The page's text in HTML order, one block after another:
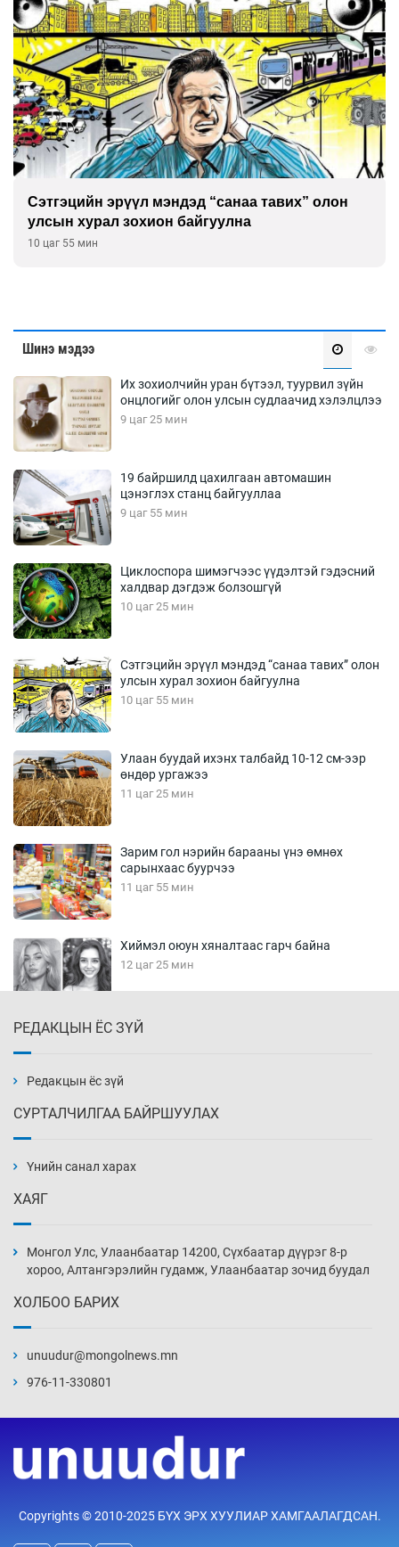
Сэтгэцийн эрүүл мэндэд “санаа тавих” олон
улсын хурал зохион байгуулна
10 цаг 55 мин
Шинэ мэдээ
Их зохиолчийн уран бүтээл, туурвил зүйн
онцлогийг олон улсын судлаачид хэлэлцлээ
9 цаг 25 мин
19 байршилд цахилгаан автомашин
цэнэглэх станц байгууллаа
9 цаг 55 мин
Циклоспора шимэгчээс үүдэлтэй гэдэсний
халдвар дэгдэж болзошгүй
10 цаг 25 мин
Сэтгэцийн эрүүл мэндэд “санаа тавих” олон
улсын хурал зохион байгуулна
10 цаг 55 мин
Улаан буудай ихэнх талбайд 10-12 см-ээр
өндөр ургажээ
11 цаг 25 мин
Зарим гол нэрийн барааны үнэ өмнөх
сарынхаас буурчээ
11 цаг 55 мин
Хиймэл оюун хяналтаас гарч байна
12 цаг 25 мин
12 цаг 55 мин
нэмэгджээ
13 цаг 25 мин
13 цаг 55 мин
14 цаг 25 мин
үйлчилж буй гэв
14 цаг 55 мин
РЕДАКЦЫН ЁС ЗҮЙ
Редакцын ёс зүй
СУРТАЛЧИЛГАА БАЙРШУУЛАХ
Үнийн санал харах
ХАЯГ
Монгол Улс, Улаанбаатар 14200, Сүхбаатар дүүрэг 8-р
хороо, Алтангэрэлийн гудамж, Улаанбаатар зочид буудал
ХОЛБОО БАРИХ
unuudur@mongolnews.mn
976-11-330801
Copyrights © 2010-2025 БҮХ ЭРХ ХУУЛИАР ХАМГААЛАГДСАН.